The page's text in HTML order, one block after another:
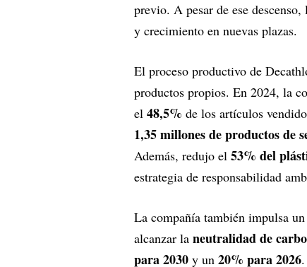
previo. A pesar de ese
y crecimiento en nuevas plazas.
El proceso productivo de
productos propios. En 2024, la
el 48,5% de los artículos
1,35 millones de productos de
Además, redujo el 53% del
estrategia de responsabilidad
La compañía también impulsa
alcanzar la neutralidad de
para 2030 y un 20% para 2026